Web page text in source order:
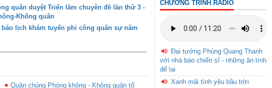
quân duyệt Triển lãm chuyên đề lần thứ 3 -
Không quân
lịch khám tuyển phi công quân sự năm
Quân chủng Phòng không - Không quân tổ
CHƯƠNG TRÌNH RADIO
Đại tướng Phùng Quang Thanh
với nhà báo chiến sĩ - những ân tình
để lại
Xanh mãi tình yêu bầu trời